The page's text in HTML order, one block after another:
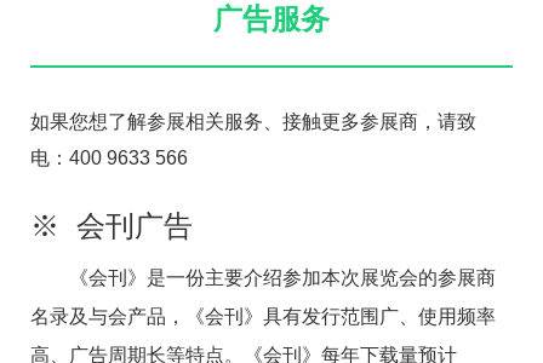
广告服务
如果您想了解参展相关服务、接触更多参展商，请致
电：400 9633 566
※ 会刊广告
《会刊》是一份主要介绍参加本次展览会的参展商
名录及与会产品，《会刊》具有发行范围广、使用频率
高、广告周期长等特点。《会刊》每年下载量预计